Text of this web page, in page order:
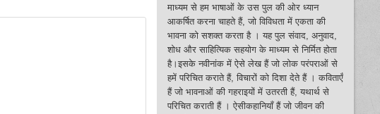
माध्यम से हम भाषाओं के उस पुल की ओर ध्यान
आकर्षित करना चाहते हैं, जो विविधता में एकता की
भावना को सशक्त करता है । यह पुल संवाद, अनुवाद,
शोध और साहित्यिक सहयोग के माध्यम से निर्मित होता
है।इसके नवीनांक में ऐसे लेख हैं जो लोक परंपराओं से
हमें परिचित कराते हैं, विचारों को दिशा देते हैं । कविताएँ
हैं जो भावनाओं की गहराइयों में उतरती हैं, यथार्थ से
परिचित कराती हैं । ऐसीकहानियाँ हैं जो जीवन की